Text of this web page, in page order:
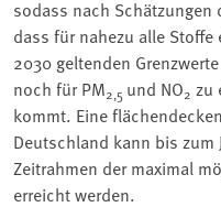
sodass nach Schätzungen
dass für nahezu alle Stoffe
2030 geltenden
noch für PM2,5 und NO2 zu
kommt. Eine
Deutschland kann bis zum
Zeitrahmen der maximal
erreicht werden.